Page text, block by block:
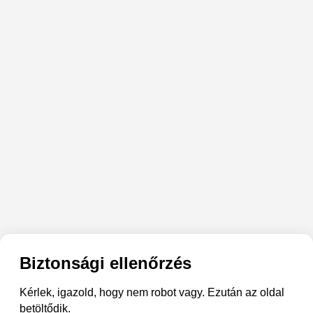
Biztonsági ellenőrzés
Kérlek, igazold, hogy nem robot vagy. Ezután az oldal
betöltődik.